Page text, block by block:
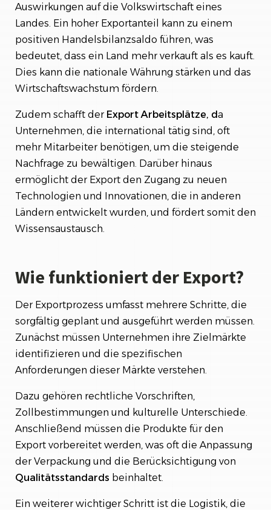
Auswirkungen auf die Volkswirtschaft eines
Landes. Ein hoher Exportanteil kann zu einem
positiven Handelsbilanzsaldo führen, was
bedeutet, dass ein Land mehr verkauft als es kauft.
Dies kann die nationale Währung stärken und das
Wirtschaftswachstum fördern.
Zudem schafft der Export Arbeitsplätze, da
Unternehmen, die international tätig sind, oft
mehr Mitarbeiter benötigen, um die steigende
Nachfrage zu bewältigen. Darüber hinaus
ermöglicht der Export den Zugang zu neuen
Technologien und Innovationen, die in anderen
Ländern entwickelt wurden, und fördert somit den
Wissensaustausch.
Wie funktioniert der Export?
Der Exportprozess umfasst mehrere Schritte, die
sorgfältig geplant und ausgeführt werden müssen.
Zunächst müssen Unternehmen ihre Zielmärkte
identifizieren und die spezifischen
Anforderungen dieser Märkte verstehen.
Dazu gehören rechtliche Vorschriften,
Zollbestimmungen und kulturelle Unterschiede.
Anschließend müssen die Produkte für den
Export vorbereitet werden, was oft die Anpassung
der Verpackung und die Berücksichtigung von
Qualitätsstandards beinhaltet.
Ein weiterer wichtiger Schritt ist die Logistik, die